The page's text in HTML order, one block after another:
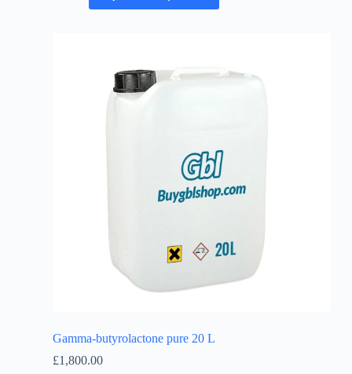
Gamma-butyrolactone pure 20 L
£1,800.00